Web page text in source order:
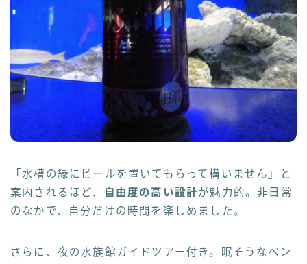
「水槽の縁にビールを置いてもらって構いません」と
案内されるほど、
自由度の高い設計が魅力的。非日常
のなかで、自分だけの時間を楽しめました。
さらに、夜の水族館ガイドツアー付き。眠そうなペン